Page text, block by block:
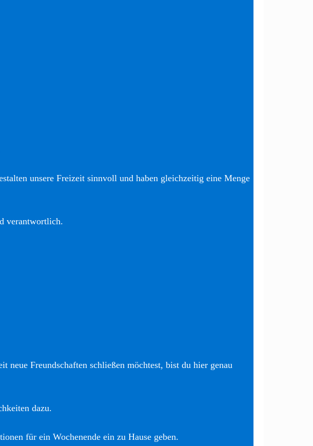
unsere Freizeit sinnvoll und haben gleichzeitig eine Menge
verantwortlich.
Freundschaften schließen möchtest, bist du hier genau
dazu.
für ein Wochenende ein zu Hause geben.